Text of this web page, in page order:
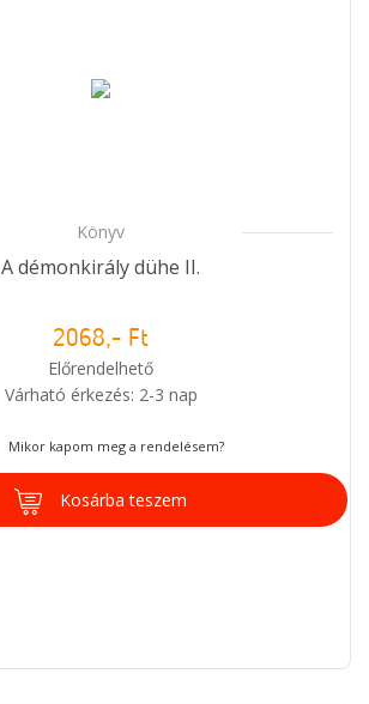
Könyv
A démonkirály dühe II.
2068,- Ft
Előrendelhető
Várható érkezés: 2-3 nap
Mikor kapom meg a rendelésem?
Kosárba teszem